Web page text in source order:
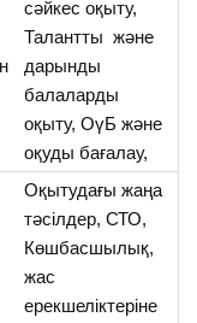
сәйкес оқыту,
Талантты және
дарынды
балаларды
оқыту, ОүБ және
оқуды бағалау,
Оқытудағы жаңа
тәсілдер, СТО,
Көшбасшылық,
жас
ерекшеліктеріне